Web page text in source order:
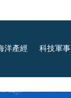
洋產經 科技軍事